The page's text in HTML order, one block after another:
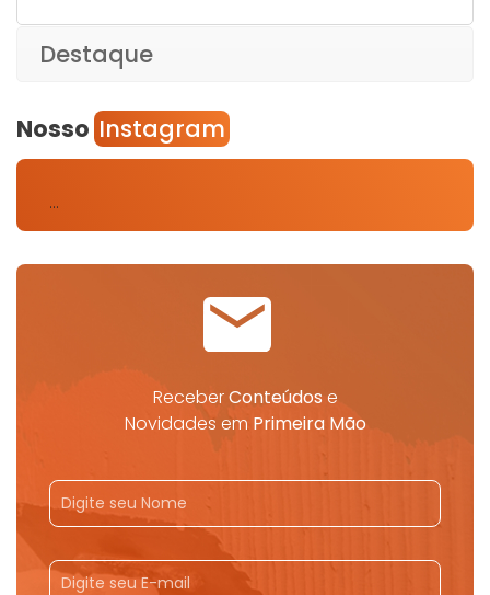
Destaque
Nosso Instagram
…
ReceberConteúdose
Novidades em Primeira Mão